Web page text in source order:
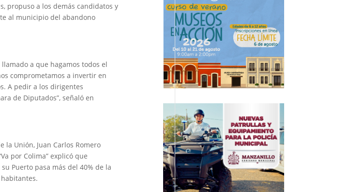
propuso a los demás candidatos y
al municipio del abandono
a que hagamos todos el
comprometamos a invertir en
A pedir a los dirigentes
de Diputados”, señaló en
la Unión, Juan Carlos Romero
por Colima” explicó que
Puerto pasa más del 40% de la